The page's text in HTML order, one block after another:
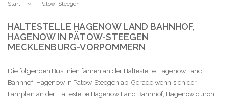
Start Pätow-Steegen
HALTESTELLE HAGENOW LAND BAHNHOF,
HAGENOW IN PÄTOW-STEEGEN
MECKLENBURG-VORPOMMERN
Die folgenden Buslinien fahren an der Haltestelle Hagenow Land
Bahnhof, Hagenow in Pätow-Steegen ab. Gerade wenn sich der
Fahrplan an der Haltestelle Hagenow Land Bahnhof, Hagenow durch